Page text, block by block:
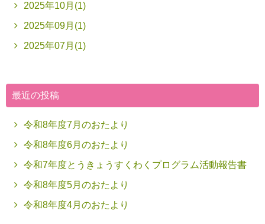
2025年10月(1)
2025年09月(1)
2025年07月(1)
最近の投稿
令和8年度7月のおたより
令和8年度6月のおたより
令和7年度とうきょうすくわくプログラム活動報告書
令和8年度5月のおたより
令和8年度4月のおたより